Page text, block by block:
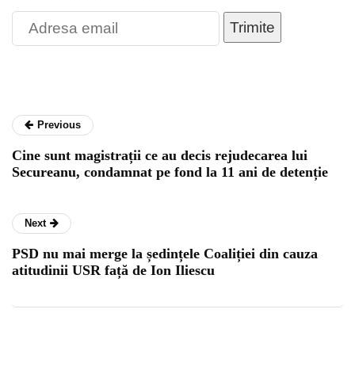
Trimite
Previous
Cine sunt magistrații ce au decis rejudecarea lui
Secureanu, condamnat pe fond la 11 ani de detenție
Next
PSD nu mai merge la ședințele Coaliției din cauza
atitudinii USR față de Ion Iliescu